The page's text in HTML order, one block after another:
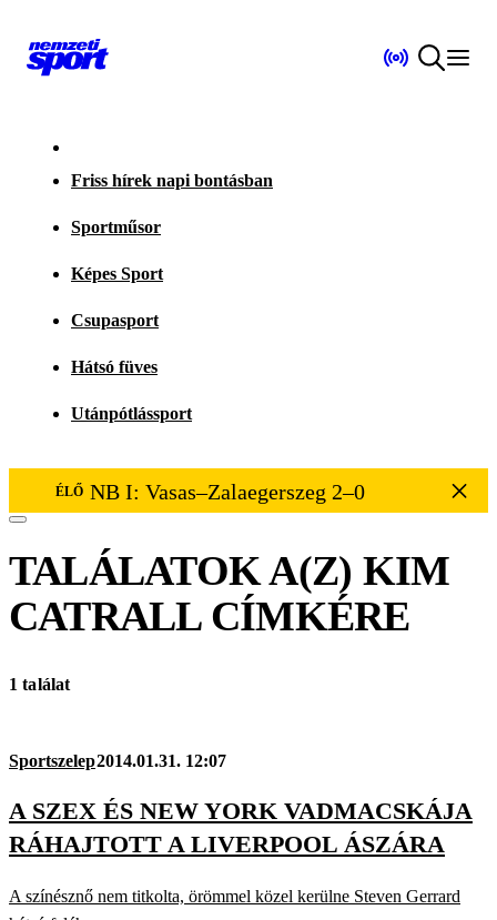
Friss hírek napi bontásban
Sportműsor
Képes Sport
Csupasport
Hátsó füves
Utánpótlássport
ÉLŐ NB I: Vasas–Zalaegerszeg 2–0
TALÁLATOK A(Z) KIM
CATRALLCÍMKÉRE
1 találat
Sportszelep2014.01.31. 12:07
A SZEX ÉS NEW YORK VADMACSKÁJA
RÁHAJTOTT A LIVERPOOL ÁSZÁRA
A színésznő nem titkolta, örömmel közel kerülne Steven Gerrard